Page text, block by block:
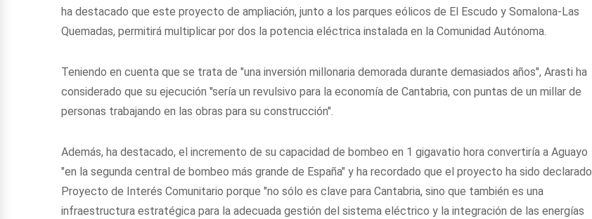
ha destacado que este proyecto de ampliación, junto a los parques eólicos de El Escudo y Somalona-Las
Quemadas, permitirá multiplicar por dos la potencia eléctrica instalada en la Comunidad Autónoma.
Teniendo en cuenta que se trata de "una inversión millonaria demorada durante demasiados años", Arasti ha
considerado que su ejecución "sería un revulsivo para la economía de Cantabria, con puntas de un millar de
personas trabajando en las obras para su construcción".
Además, ha destacado, el incremento de su capacidad de bombeo en 1 gigavatio hora convertiría a Aguayo
"en la segunda central de bombeo más grande de España" y ha recordado que el proyecto ha sido declarado
Proyecto de Interés Comunitario porque "no sólo es clave para Cantabria, sino que también es una
infraestructura estratégica para la adecuada gestión del sistema eléctrico y la integración de las energías